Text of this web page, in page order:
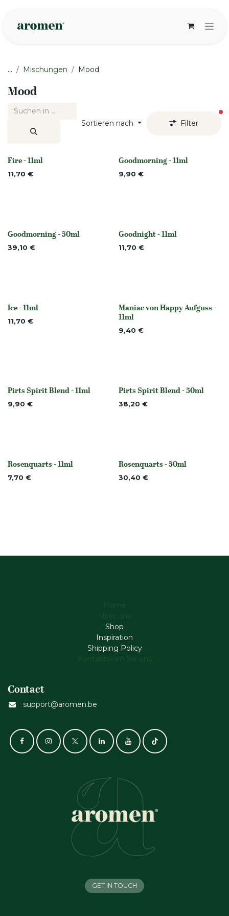
... Mischungen Mood
Mood
Sortieren nach Filter
Nicht vorrättig
Fire - 11ml
11,70 € None
Goodmorning - 11ml
9,90 €
None
Goodmorning - 50ml
39,10 € None
Goodnight - 11ml
11,70 €
None
Ice - 11ml
11,70 € None
Maniac von Happy Aufguss -
11ml
9,40 €
Nicht vorrättig
Pirts Spirit Blend - 11ml
9,90 € Nicht vorrättig
Pirts Spirit Blend - 50ml
38,20 €
None
Rosenquarts - 11ml
7,70 € None
Rosenquarts - 50ml
30,40 €
Home
Über uns
Shop
Inspiration
Shipping Policy
Kontaktieren Sie uns
Contact
support@aromen.be
GET IN TOUCH